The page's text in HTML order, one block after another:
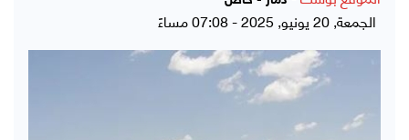
الجمعة, 20 يونيو, 2025 - 07:08 مساءً